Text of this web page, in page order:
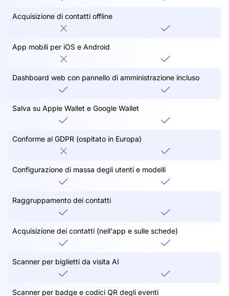
Acquisizione di contatti offline
App mobili per iOS e Android
Dashboard web con pannello di amministrazione incluso
Salva su Apple Wallet e Google Wallet
Conforme al GDPR (ospitato in Europa)
Configurazione di massa degli utenti e modelli
Raggruppamento dei contatti
Acquisizione dei contatti (nell'app e sulle schede)
Scanner per biglietti da visita AI
Scanner per badge e codici QR degli eventi